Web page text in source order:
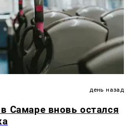
день назад
Самаре вновь остался